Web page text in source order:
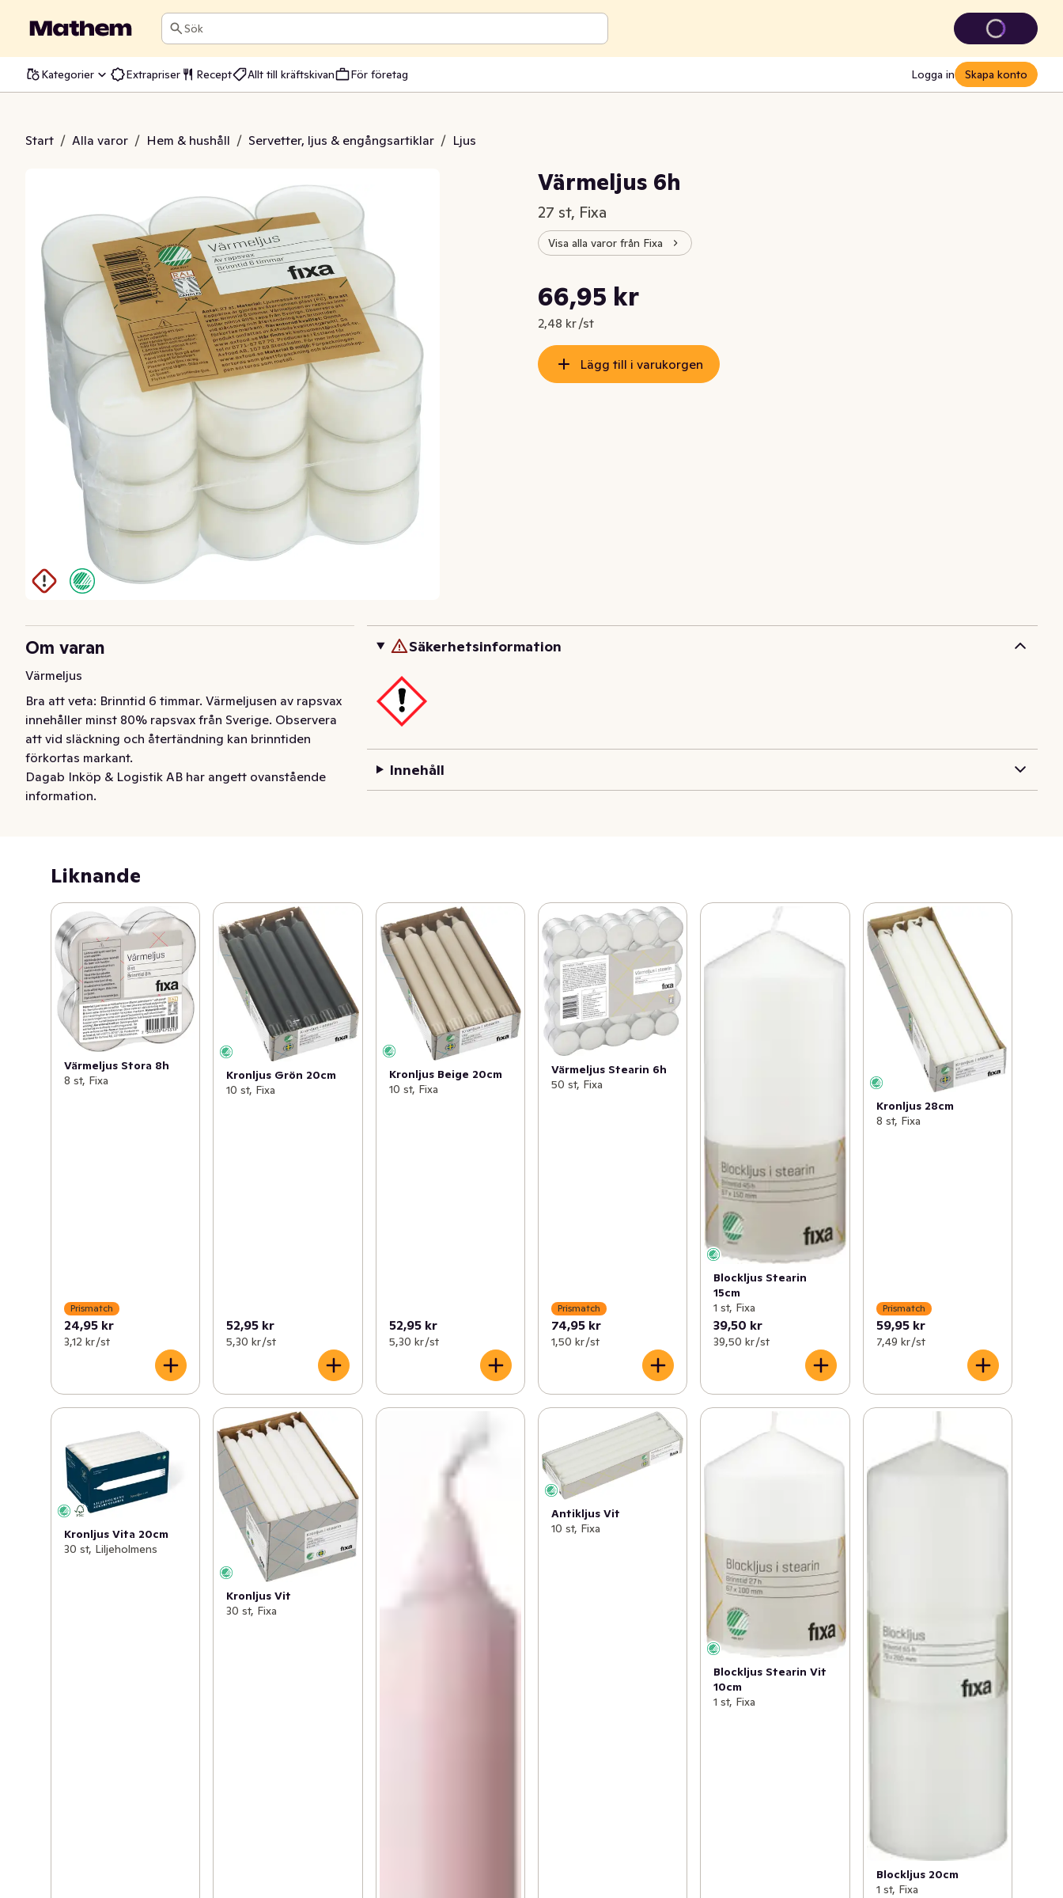
Sök
Kategorier Extrapriser Recept Allt till kräftskivan För företag Logga in Skapa konto
Start / Alla varor / Hem & hushåll / Servetter, ljus & engångsartiklar / Ljus
6h
Värmeljus 6h
27 st, Fixa
Visa alla varor från Fixa
Nuvarande pris är: 66,95 kr
66,95 kr
2,48 kr /st
Styckpris: 2,48 kr /st
Lägg till i varukorgen
Om varan
Värmeljus
Bra att veta: Brinntid 6 timmar. Värmeljusen av rapsvax
innehåller minst 80% rapsvax från Sverige. Observera
att vid släckning och återtändning kan brinntiden
förkortas markant.
Dagab Inköp & Logistik AB har angett ovanstående
information.
Säkerhetsinformation
Innehåll
Liknande
Värmeljus Stora 8h
8 st, Fixa
Prismatch
24,95 kr
3,12 kr /st
Kronljus Grön 20cm
10 st, Fixa
52,95 kr
5,30 kr /st
Kronljus Beige 20cm
10 st, Fixa
52,95 kr
5,30 kr /st
Värmeljus Stearin 6h
50 st, Fixa
Prismatch
74,95 kr
1,50 kr /st
Blockljus Stearin
15cm
1 st, Fixa
39,50 kr
39,50 kr /st
Kronljus 28cm
8 st, Fixa
Prismatch
59,95 kr
7,49 kr /st
Kronljus Vita 20cm
30 st, Liljeholmens
Kronljus Vit
30 st, Fixa
Antikljus Vit
10 st, Fixa
Blockljus Stearin Vit
10cm
1 st, Fixa
Blockljus 20cm
1 st, Fixa